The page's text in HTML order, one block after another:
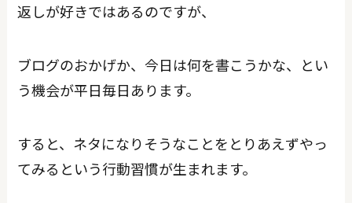
返しが好きではあるのですが、
ブログのおかげか、今日は何を書こうかな、とい
う機会が平日毎日あります。
すると、ネタになりそうなことをとりあえずやっ
てみるという行動習慣が生まれます。